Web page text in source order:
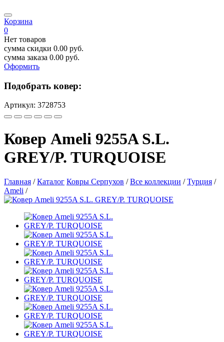
Корзина
0
Нет товаров
сумма скидки 0.00 руб.
сумма заказа 0.00 руб.
Оформить
Подобрать ковер:
Артикул: 3728753
Ковер Ameli 9255A S.L.
GREY/P. TURQUOISE
Главная / Каталог Ковры Серпухов / Все коллекции / Турция /
Ameli /